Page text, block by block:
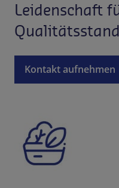
Leidenschaft
Kontakt aufnehmen